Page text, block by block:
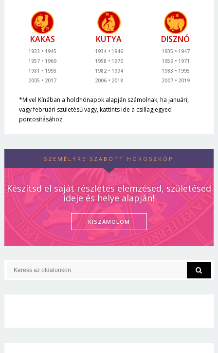
KAKAS
1933
1945
1957
1969
1981
1993
2005
2017
KUTYA
1934
1946
1958
1970
1982
1994
2006
2018
DISZNÓ
1935
1947
1959
1971
1983
1995
2007
2019
*Mivel Kínában a holdhónapok alapján számolnak, ha januári,
vagy februári születésű vagy, kattints ide a csillagjegyed
pontosításához.
SZEMÉLYRE SZABOTT HOROSZKÓP
Készítsd el saját részletes elemzésed, születésed
ideje és helye alapján!
KISZÁMOLOM